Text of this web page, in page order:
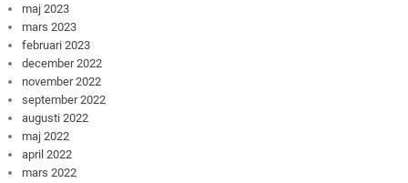
maj 2023
mars 2023
februari 2023
december 2022
november 2022
september 2022
augusti 2022
maj 2022
april 2022
mars 2022